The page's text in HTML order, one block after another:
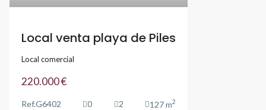
Local venta playa de Piles
Local comercial
220.000 €
Ref.G6402 0 2 127 m2